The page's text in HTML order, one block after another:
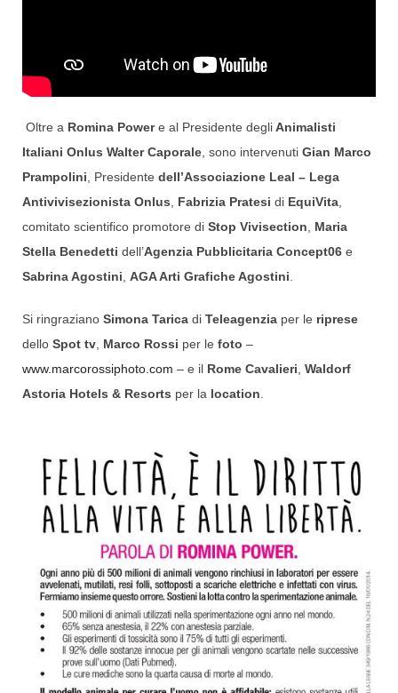
Oltre a Romina Powere al Presidente degliAnimalisti
Italiani Onlus Walter Caporale , sono intervenuti Gian Marco
Prampolini , Presidente dell’Associazione Leal – Lega
Antivivisezionista Onlus
Fabrizia Pratesi di EquiVita
comitato scientifico promotore di Stop Vivisection
Maria
Stella Benedetti dell’Agenzia Pubblicitaria Concept06 e
Sabrina Agostini AGA Arti Grafiche Agostini
Si ringraziano Simona Tarica di Teleagenzia per le riprese
dello Spot tv Marco Rossi per le foto –
www.marcorossiphoto.com – e il Rome Cavalieri Waldorf
Astoria Hotels & Resorts per la location